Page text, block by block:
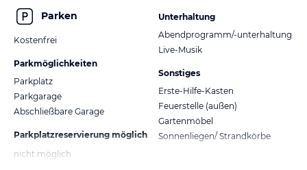
Parken
Kostenfrei
Parkmöglichkeiten
Parkplatz
Parkgarage
Abschließbare Garage
Parkplatzreservierung möglich
nicht möglich
Unterhaltung
Abendprogramm/-unterhaltung
Live-Musik
Sonstiges
Erste-Hilfe-Kasten
Feuerstelle (außen)
Gartenmöbel
Sonnenliegen/ Strandkörbe